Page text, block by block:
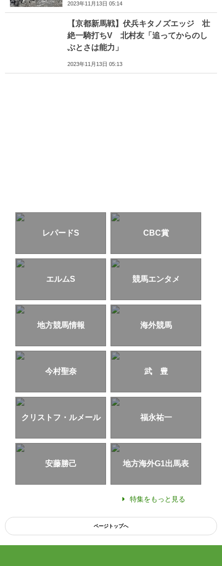
2023年11月13日 05:14
【京都新馬戦】伏兵キタノズエッジ 壮
絶一騎打ちV 北村友「追ってからのし
ぶとさは能力」
2023年11月13日 05:13
レパードS CBC賞
エルムS 競馬エンタメ
地方競馬情報 海外競馬
今村聖奈 武 豊
クリストフ・ルメール 福永祐一
安藤勝己 地方海外G1出馬表
特集をもっと見る
ページトップへ